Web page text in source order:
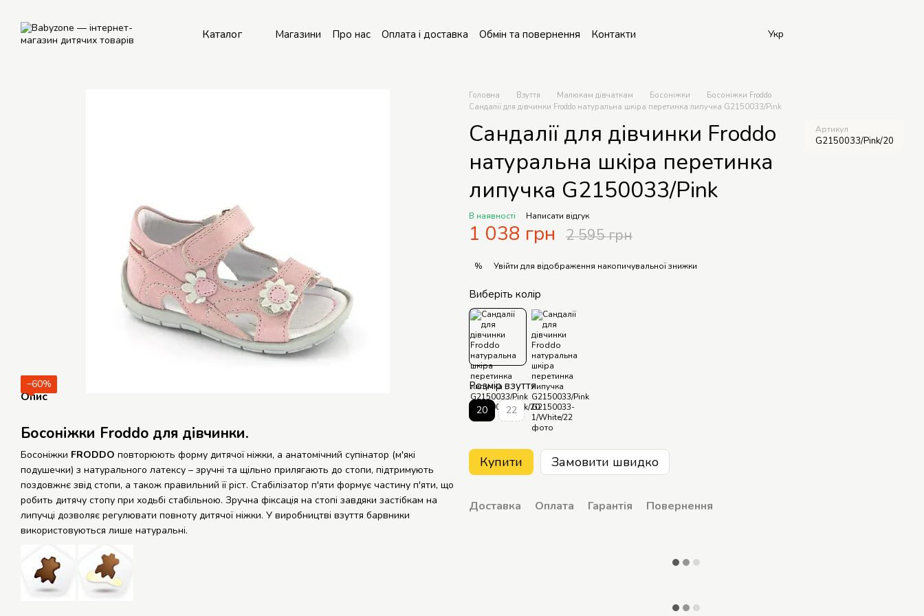
Каталог Магазини Про нас Оплата і доставка Обмін та повернення
Контакти
Укр
−60%
Опис
Босоніжки Froddo для дівчинки.
Босоніжки FRODDO повторюють форму дитячої ніжки, а анатомічний супінатор (м'які
подушечки) з натурального латексу – зручні та щільно прилягають до стопи, підтримують
поздовжнє звід стопи, а також правильний її ріст. Стабілізатор п'яти формує частину п'яти, що
робить дитячу стопу при ходьбі стабільною. Зручна фіксація на стопі завдяки застібкам на
липучці дозволяє регулювати повноту дитячої ніжки. У виробництві взуття барвники
використовуються лише натуральні.
Головна Взуття Малюкам дівчаткам Босоніжки
Босоніжки Froddo
Сандалії для дівчинки Froddo натуральна шкіра перетинка липучка G2150033/Pink
Сандалії для дівчинки Froddo
натуральна шкіра перетинка
липучка G2150033/Pink
Артикул
G2150033/Pink/20
В наявності Написати відгук
1 038 грн 2 595 грн
% Увійти для відображення накопичувальної знижки
Виберіть колір
Розмір взуття
20 22
Купити Замовити швидко
Доставка Оплата Гарантія Повернення